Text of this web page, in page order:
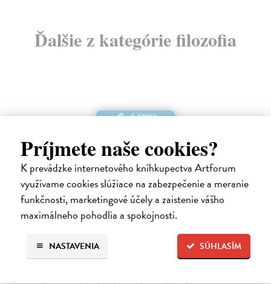
Príjmete naše cookies?
K prevádzke internetového kníhkupectva Artforum
využívame cookies slúžiace na zabezpečenie a meranie
funkčnosti, marketingové účely a zaistenie vášho
maximálneho pohodlia a spokojnosti.
SÚHLASÍM
NASTAVENIA
Ďalšie z kategórie filozofia
E-KNIHA
Chvála pomalosti